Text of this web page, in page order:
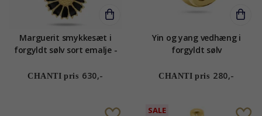
Marguerit smykkesæt i
forgyldt sølv sort emalje -
CHANTI pris 630,-
Yin og yang vedhæng i
forgyldt sølv
CHANTI pris 280,-
SALE